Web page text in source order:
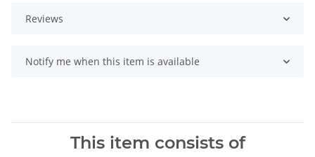
Reviews
Notify me when this item is available
This item consists of